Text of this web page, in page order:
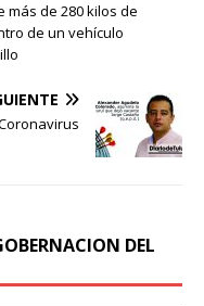
más de 280 kilos de
de un vehículo
DEL